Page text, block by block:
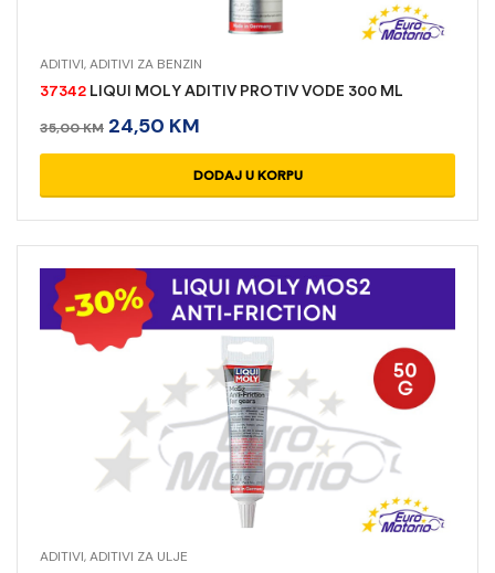
ADITIVI,ADITIVI ZA BENZIN
37342 LIQUI MOLY ADITIV PROTIV VODE 300 ML
35,00KM 24,50 KM
DODAJ U KORPU
ADITIVI,ADITIVI ZA ULJE